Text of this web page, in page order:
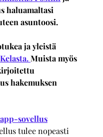
haluamaltasi
asuntoosi.
ja yleistä
Kelasta. Muista myös
hakemuksen
sovellus
tulee nopeasti